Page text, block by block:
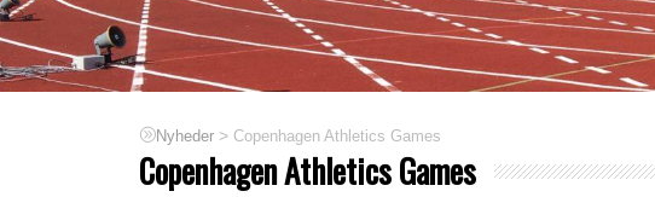
Nyheder > Copenhagen Athletics Games
Copenhagen Athletics Games